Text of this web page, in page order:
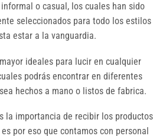
o casual, los cuales han sido
seleccionados para todo los estilos
estar a la vanguardia.
ideales para lucir en cualquier
podrás encontrar en diferentes
hechos a mano o listos de fabrica.
la importancia de recibir los productos
por eso que contamos con personal